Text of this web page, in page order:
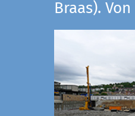
Braas).